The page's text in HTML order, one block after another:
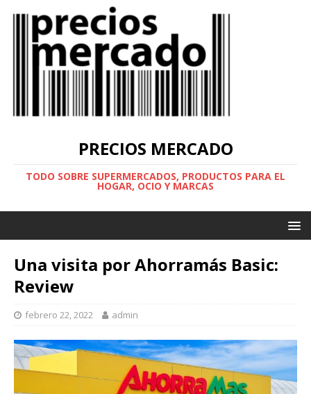
PRECIOS MERCADO
TODO SOBRE SUPERMERCADOS, PRODUCTOS PARA EL
HOGAR, OCIO Y MARCAS
Una visita por Ahorramás Basic:
Review
febrero 22, 2022 admin